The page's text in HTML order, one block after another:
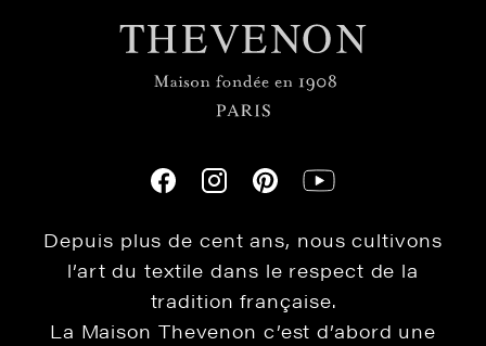
Depuis plus de cent ans, nous cultivons
l’art du textile dans le respect de la
tradition française.
La Maison Thevenon c’est d’abord une